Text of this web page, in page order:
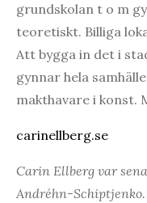
grundskolan t o m
teoretiskt. Billiga
Att bygga in det i
gynnar hela
makthavare i konst.
carinellberg.se
Carin Ellberg var
Andréhn-Schiptjenko.